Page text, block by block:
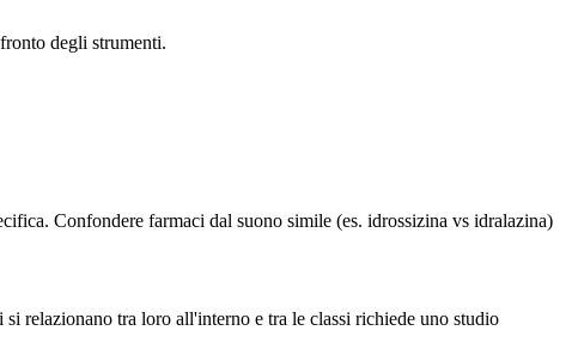
degli strumenti.
Confondere farmaci dal suono simile (es. idrossizina vs idralazina)
relazionano tra loro all'interno e tra le classi richiede uno studio